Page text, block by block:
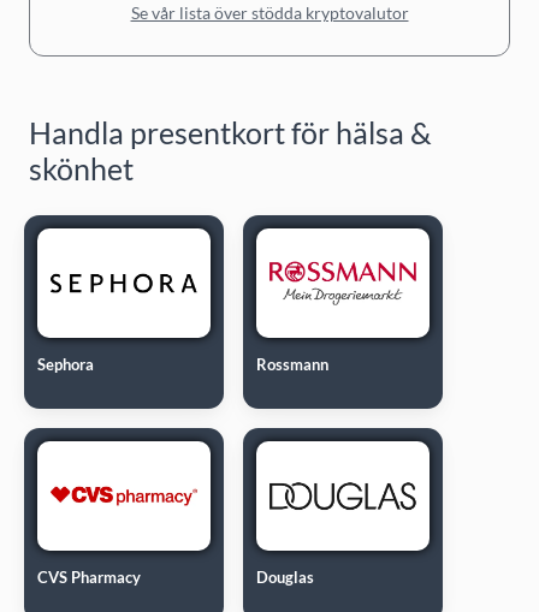
Se vår lista över stödda kryptovalutor
Handla presentkort för hälsa &
skönhet
Sephora Rossmann
CVS Pharmacy Douglas